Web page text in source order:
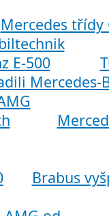
Mercedes třídy
Mercedes-
Brabus